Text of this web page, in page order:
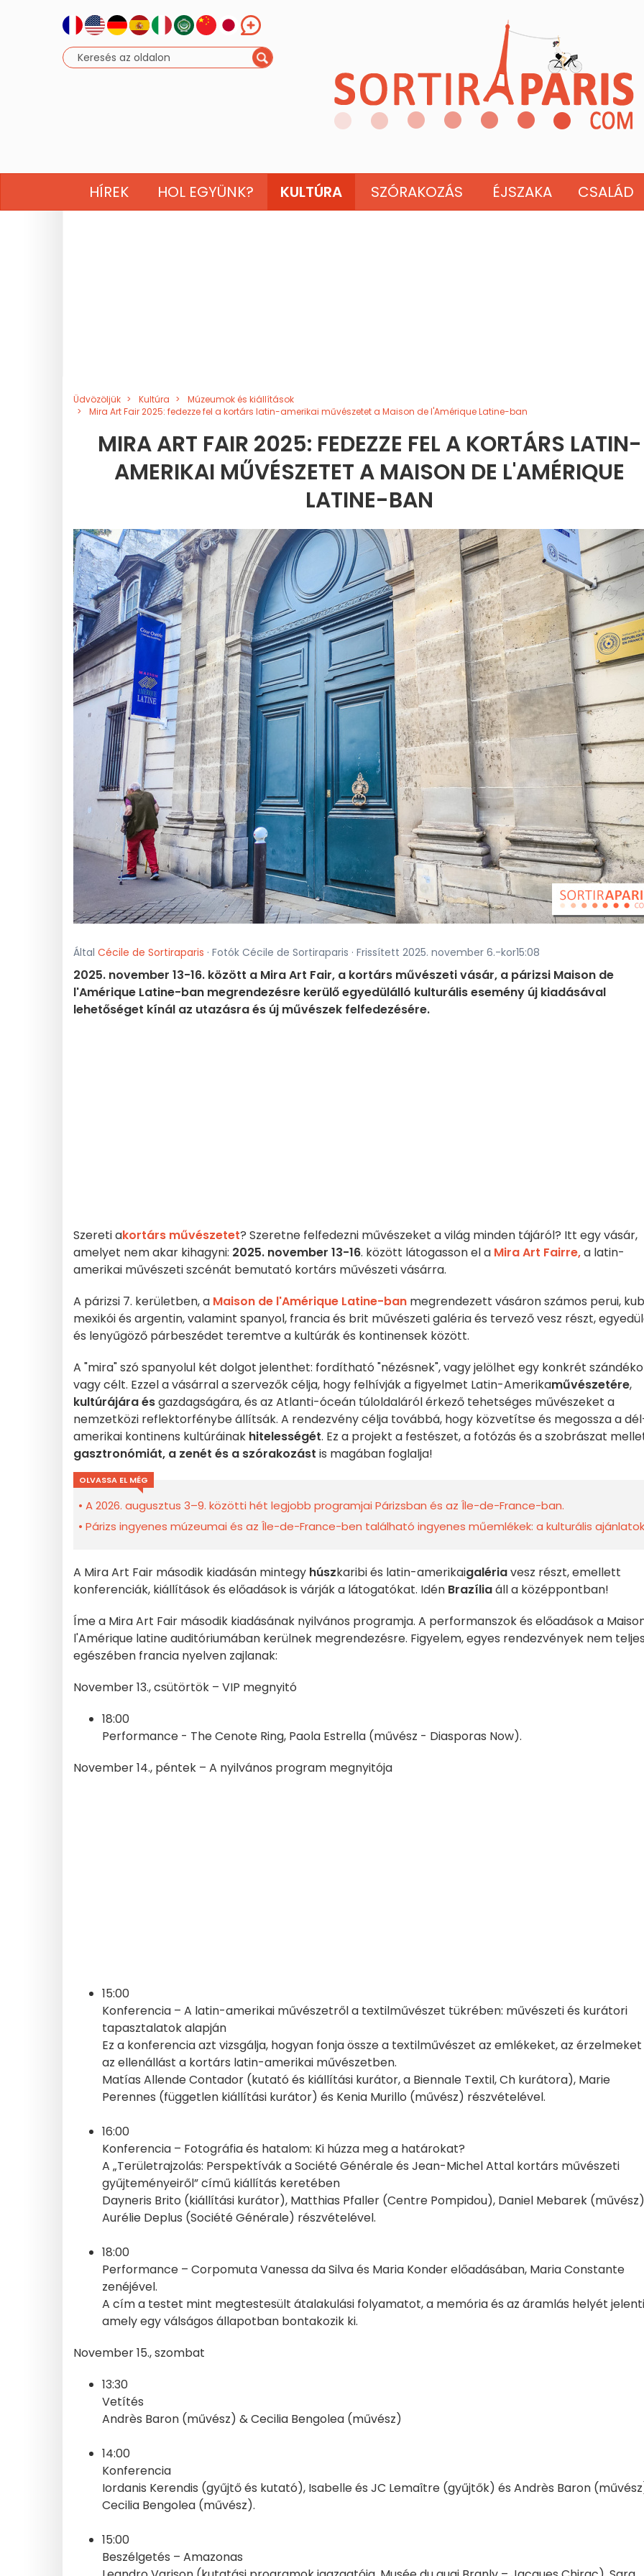
HÍREK HOL EGYÜNK? KULTÚRA SZÓRAKOZÁS ÉJSZAKA CSALÁD
Üdvözöljük Kultúra
Múzeumok és kiállítások
Mira Art Fair 2025: fedezze fel a kortárs latin-amerikai művészetet a Maison de l'Amérique Latine-ban
MIRA ART FAIR 2025: FEDEZZE FEL A KORTÁRS LATIN-
AMERIKAI MŰVÉSZETET A MAISON DE L'AMÉRIQUE
LATINE-BAN
Által Cécile de Sortiraparis · Fotók Cécile de Sortiraparis · Frissített 2025. november 6.-kor15:08
2025. november 13-16. között a Mira Art Fair, a kortárs művészeti vásár, a párizsi Maison de
l'Amérique Latine-ban megrendezésre kerülő egyedülálló kulturális esemény új kiadásával
lehetőséget kínál az utazásra és új művészek felfedezésére.
Szereti akortárs művészetet? Szeretne felfedezni művészeket a világ minden tájáról? Itt egy vásár,
amelyet nem akar kihagyni: 2025. november 13-16. között látogasson el a Mira Art Fairre,a latin-
amerikai művészeti szcénát bemutató kortárs művészeti vásárra.
A párizsi 7. kerületben, a Maison de l'Amérique Latine-ban megrendezett vásáron számos perui,
mexikói és argentin, valamint spanyol, francia és brit művészeti galéria és tervező vesz részt,
és lenyűgöző párbeszédet teremtve a kultúrák és kontinensek között.
A "mira" szó spanyolul két dolgot jelenthet: fordítható "nézésnek", vagy jelölhet egy konkrét
vagy célt. Ezzel a vásárral a szervezők célja, hogy felhívják a figyelmet Latin-Amerikaművészetére,
kultúrájára ésgazdagságára, és az Atlanti-óceán túloldaláról érkező tehetséges művészeket a
nemzetközi reflektorfénybe állítsák. A rendezvény célja továbbá, hogy közvetítse és megossza a
amerikai kontinens kultúráinak hitelességét. Ez a projekt a festészet, a fotózás és a szobrászat
gasztronómiát, a zenét és a szórakozást is magában foglalja!
OLVASSA EL MÉG
A 2026. augusztus 3–9. közötti hét legjobb programjai Párizsban és az Île-de-France-ban.
Párizs ingyenes múzeumai és az Île-de-France-ben található ingyenes műemlékek: a kulturális ajánlatok
A Mira Art Fair második kiadásán mintegy húszkaribi és latin-amerikaigalériavesz részt, emellett
konferenciák, kiállítások és előadások is várják a látogatókat. Idén Brazíliaáll a középpontban!
Íme a Mira Art Fair második kiadásának nyilvános programja. A performanszok és előadások a
l'Amérique latine auditóriumában kerülnek megrendezésre. Figyelem, egyes rendezvények nem teljes
egészében francia nyelven zajlanak:
November 13., csütörtök – VIP megnyitó
18:00
Performance - The Cenote Ring, Paola Estrella (művész - Diasporas Now).
November 14., péntek – A nyilvános program megnyitója
15:00
Konferencia – A latin-amerikai művészetről a textilművészet tükrében: művészeti és kurátori
tapasztalatok alapján
Ez a konferencia azt vizsgálja, hogyan fonja össze a textilművészet az emlékeket, az érzelmeket
az ellenállást a kortárs latin-amerikai művészetben.
Matías Allende Contador (kutató és kiállítási kurátor, a Biennale Textil, Ch kurátora), Marie
Perennes (független kiállítási kurátor) és Kenia Murillo (művész) részvételével.
16:00
Konferencia – Fotográfia és hatalom: Ki húzza meg a határokat?
A „Területrajzolás: Perspektívák a Société Générale és Jean-Michel Attal kortárs művészeti
gyűjteményeiről” című kiállítás keretében
Dayneris Brito (kiállítási kurátor), Matthias Pfaller (Centre Pompidou), Daniel Mebarek
Aurélie Deplus (Société Générale) részvételével.
18:00
Performance – Corpomuta Vanessa da Silva és Maria Konder előadásában, Maria Constante
zenéjével.
A cím a testet mint megtestesült átalakulási folyamatot, a memória és az áramlás helyét
amely egy válságos állapotban bontakozik ki.
November 15., szombat
13:30
Vetítés
Andrès Baron (művész) & Cecilia Bengolea (művész)
14:00
Konferencia
Iordanis Kerendis (gyűjtő és kutató), Isabelle és JC Lemaître (gyűjtők) és Andrès Baron
Cecilia Bengolea (művész).
15:00
Beszélgetés – Amazonas